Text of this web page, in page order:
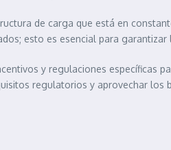
de carga que está en
esto es esencial para garantizar
y regulaciones específicas
regulatorios y aprovechar los